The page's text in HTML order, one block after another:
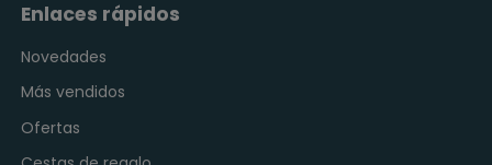
Enlaces rápidos
Novedades
Más vendidos
Ofertas